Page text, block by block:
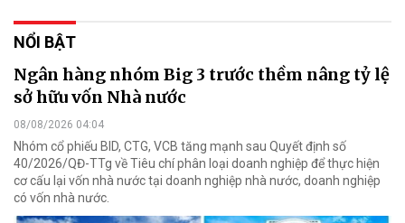
NỔI BẬT
Ngân hàng nhóm Big 3 trước thềm nâng tỷ lệ
sở hữu vốn Nhà nước
08/08/2026 04:04
Nhóm cổ phiếu BID, CTG, VCB tăng mạnh sau Quyết định số
40/2026/QĐ-TTg về Tiêu chí phân loại doanh nghiệp để thực hiện
cơ cấu lại vốn nhà nước tại doanh nghiệp nhà nước, doanh nghiệp
có vốn nhà nước.